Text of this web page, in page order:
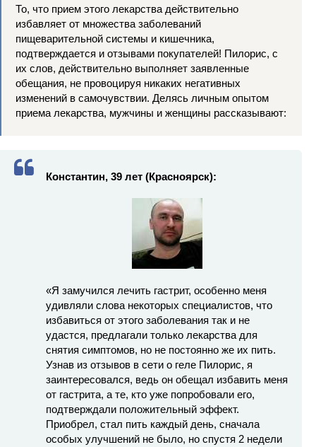
То, что прием этого лекарства действительно
избавляет от множества заболеваний
пищеварительной системы и кишечника,
подтверждается и отзывами покупателей! Пилорис, с
их слов, действительно выполняет заявленные
обещания, не провоцируя никаких негативных
изменений в самочувствии. Делясь личным опытом
приема лекарства, мужчины и женщины рассказывают:
Константин, 39 лет (Красноярск):
«Я замучился лечить гастрит, особенно меня
удивляли слова некоторых специалистов, что
избавиться от этого заболевания так и не
удастся, предлагали только лекарства для
снятия симптомов, но не постоянно же их пить.
Узнав из отзывов в сети о геле Пилорис, я
заинтересовался, ведь он обещал избавить меня
от гастрита, а те, кто уже попробовали его,
подтверждали положительный эффект.
Приобрел, стал пить каждый день, сначала
особых улучшений не было, но спустя 2 недели